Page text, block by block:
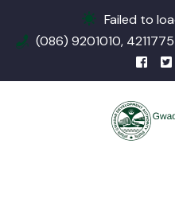
Failed to
(086) 9201010, 4211775